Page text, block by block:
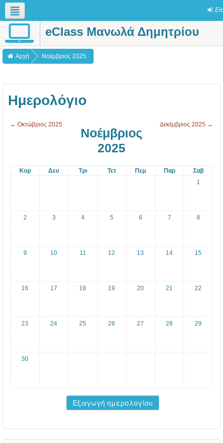
Ελληνικά (el)eClass Μανωλά Δημητρίου
Αρχή Νοέμβριος 2025
Ημερολόγιο
← Οκτώβριος 2025
Νοέμβριος
2025
Δεκέμβριος 2025 →
Κυρ Δευ Τρι Τετ Πεμ Παρ
Σαβ
1
2 3 4 5 6 7 8
9 10 11 12 13 14 15
16 17 18 19 20 21 22
23 24 25 26 27 28 29
30